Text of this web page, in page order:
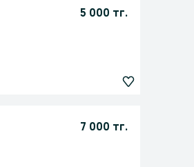
5 000 тг.
7 000 тг.